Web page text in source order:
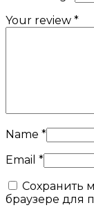
Your review *
Name *
Email *
Сохранить
браузере для